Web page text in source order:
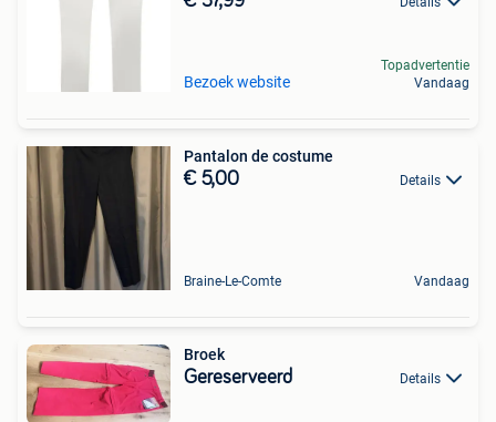
Bezoek website
Topadvertentie
Vandaag
Pantalon de costume
€ 5,00 Details
Braine-Le-Comte Vandaag
Broek
Gereserveerd Details